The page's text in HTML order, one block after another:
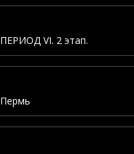
VI. 2 этап.